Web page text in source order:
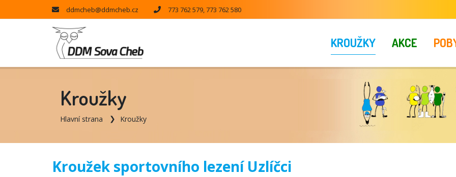
ddmcheb@ddmcheb.cz 773 762 579, 773 762 580
KROUŽKY AKCE
Kroužky
Hlavní strana Kroužky
Kroužek sportovního lezení Uzlíčci